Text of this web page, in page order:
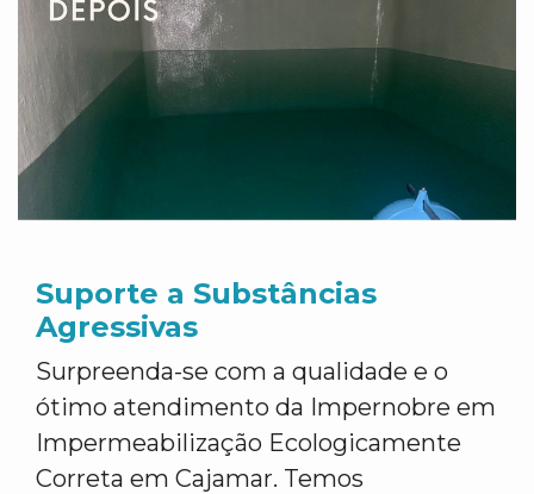
Suporte a Substâncias
Agressivas
Surpreenda-se com a qualidade e o
ótimo atendimento da Impernobre em
Impermeabilização Ecologicamente
Correta em Cajamar. Temos